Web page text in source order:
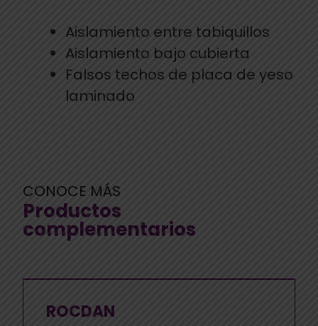
Aislamiento entre tabiquillos
Aislamiento bajo cubierta
Falsos techos de placa de yeso
laminado
CONOCE MÁS
Productos
complementarios
ROCDAN